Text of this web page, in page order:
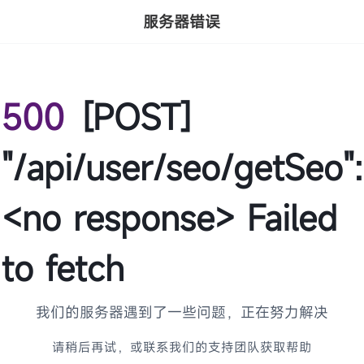
服务器错误
500 [POST]
"/api/user/seo/getSeo":
<no response> Failed
to fetch
我们的服务器遇到了一些问题，正在努力解决
请稍后再试，或联系我们的支持团队获取帮助